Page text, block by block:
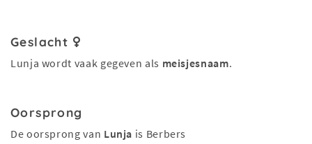
Geslacht
Lunja wordt vaak gegeven als meisjesnaam.
Oorsprong
De oorsprong van Lunja is Berbers